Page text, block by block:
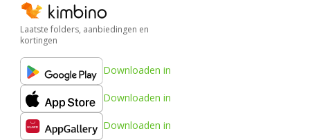
Laatste folders, aanbiedingen en
kortingen
Downloaden in
Downloaden in
Downloaden in